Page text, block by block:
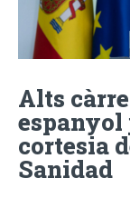
Alts
espanyol
cortesia
Sanidad